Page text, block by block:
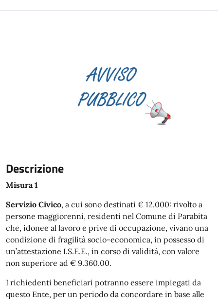
Descrizione
Misura 1
Servizio Civico, a cui sono destinati € 12.000: rivolto a
persone maggiorenni, residenti nel Comune di Parabita
che, idonee al lavoro e prive di occupazione, vivano una
condizione di fragilità socio-economica, in possesso di
un’attestazione I.S.E.E., in corso di validità, con valore
non superiore ad € 9.360,00.
I richiedenti beneficiari potranno essere impiegati da
questo Ente, per un periodo da concordare in base alle